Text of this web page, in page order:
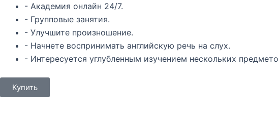
- Академия онлайн 24/7.
- Групповые занятия.
- Улучшите произношение.
- Начнете воспринимать английскую речь на слух.
- Интересуется углубленным изучением нескольких
Купить